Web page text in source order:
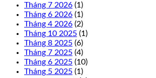
Tháng 7 2026 (1)
Tháng 6 2026 (1)
Tháng 4 2026 (2)
Tháng 10 2025 (1)
Tháng 8 2025 (6)
Tháng 7 2025 (4)
Tháng 6 2025 (10)
Tháng 5 2025 (1)